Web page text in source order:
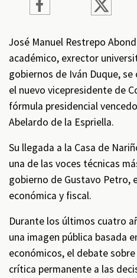
José Manuel Restrepo
académico, exrector
gobiernos de Iván Duque,
el nuevo vicepresidente de
fórmula presidencial
Abelardo de la Espriella.
Su llegada a la Casa de
una de las voces técnicas
gobierno de Gustavo Petro,
económica y fiscal.
Durante los últimos cuatro
una imagen pública basada
económicos, el debate
crítica permanente a las